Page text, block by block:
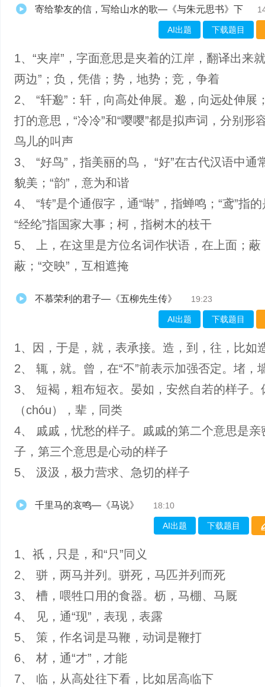
寄给挚友的信，写给山水的歌—《与朱元思书》下
AI出题 下载题目
1、“夹岸”，字面意思是夹着的江岸，翻译出来
两边”；负，凭借；势，地势；竞，争着
2、 “轩邈”：轩，向高处伸展。邈，向远处伸展
打的意思，“冷冷”和“嘤嘤”都是拟声词，分别形
鸟儿的叫声
3、 “好鸟”，指美丽的鸟， “好”在古代汉语中通
貌美；“韵”，意为和谐
4、 “转”是个通假字，通“啭”，指蝉鸣；“鸢”指
“经纶”指国家大事；柯，指树木的枝干
5、 上，在这里是方位名词作状语，在上面；蔽
蔽；“交映”，互相遮掩
不慕荣利的君子—《五柳先生传》 19:23
AI出题 下载题目
1、因，于是，就，表承接。造，到，往，比如
2、 辄，就。曾，在“不”前表示加强否定。堵，
3、 短褐，粗布短衣。晏如，安然自若的样子。
（chóu），辈，同类
4、 戚戚，忧愁的样子。戚戚的第二个意思是亲
子，第三个意思是心动的样子
5、 汲汲，极力营求、急切的样子
千里马的哀鸣—《马说》 18:10
AI出题 下载题目
1、祇，只是，和“只”同义
2、 骈，两马并列。骈死，马匹并列而死
3、 槽，喂牲口用的食器。枥，马棚、马厩
4、 见，通“现”，表现，表露
5、 策，作名词是马鞭，动词是鞭打
6、 材，通“才”，才能
7、 临，从高处往下看，比如居高临下